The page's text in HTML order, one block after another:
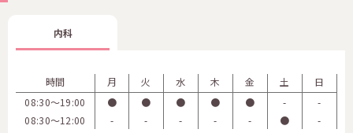
内科
時間 月 火 水 木 金 土
日
08:30〜19:00
● ● ● ● ● -
-
08:30〜12:00
- - - - - ● -